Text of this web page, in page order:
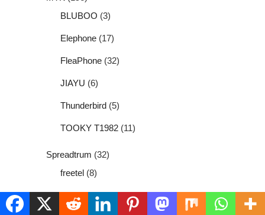
BLUBOO (3)
Elephone (17)
FleaPhone (32)
JIAYU (6)
Thunderbird (5)
TOOKY T1982 (11)
Spreadtrum (32)
freetel (8)
CPU (238)